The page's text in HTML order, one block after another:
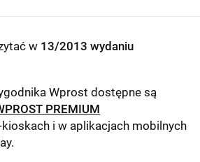
w 13/2013 wydaniu
Wprost dostępne są
PREMIUM
i w aplikacjach mobilnych
.